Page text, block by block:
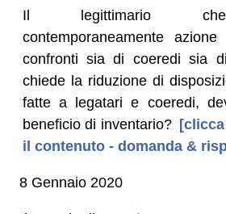
Il legittimario che
contemporaneamente
confronti sia di coeredi sia
chiede la riduzione di
fatte a legatari e coeredi,
beneficio di inventario?
il contenuto - domanda &
8 Gennaio 2020